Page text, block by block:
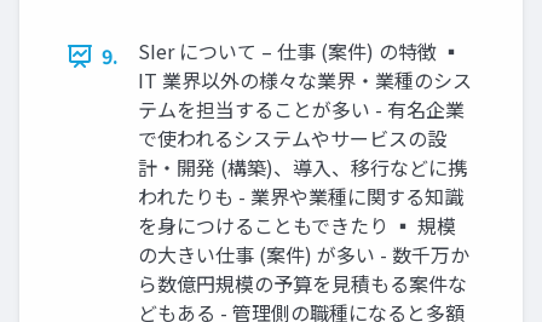
9.
SIer について – 仕事 (案件) の特徴 ▪
IT 業界以外の様々な業界・業種のシス
テムを担当することが多い - 有名企業
で使われるシステムやサービスの設
計・開発 (構築)、導入、移行などに携
われたりも - 業界や業種に関する知識
を身につけることもできたり ▪ 規模
の大きい仕事 (案件) が多い - 数千万か
ら数億円規模の予算を見積もる案件な
どもある - 管理側の職種になると多額